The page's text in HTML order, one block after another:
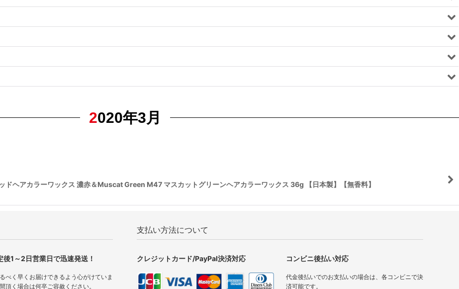
2020年3月
ヘアカラーワックス 濃赤＆Muscat Green M47 マスカットグリーンヘアカラーワックス 36g 【日本製】【無香料】
後1～2日営業日で迅速発送！
べく早くお届けできるよう心がけていま
頂く場合は何卒ご容赦ください。
支払い方法について
クレジットカード/PayPal決済対応 コンビニ後払い対応
代金後払いでのお支払いの場合は、各コンビニで決
済可能です。